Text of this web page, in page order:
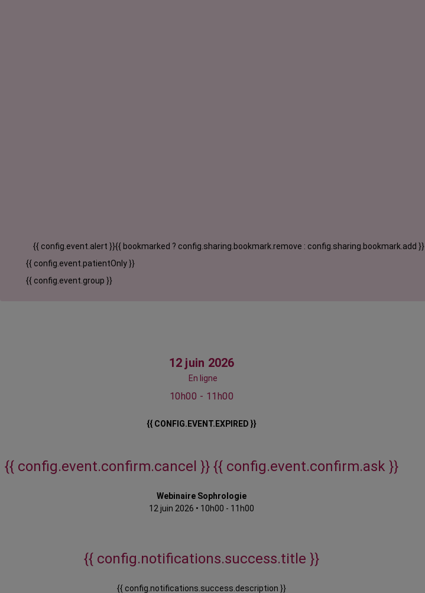
{{ config.event.alert }}{{ bookmarked ? config.sharing.bookmark.remove : config.sharing.bookmark.add }}
{{ config.event.patientOnly }}
{{ config.event.group }}
12 juin 2026
En ligne
10h00 - 11h00
{{ CONFIG.EVENT.EXPIRED }}
{{ config.event.confirm.cancel }} {{ config.event.confirm.ask }}
Webinaire Sophrologie
12 juin 2026 • 10h00 - 11h00
{{ config.notifications.success.title }}
{{ config.notifications.success.description }}